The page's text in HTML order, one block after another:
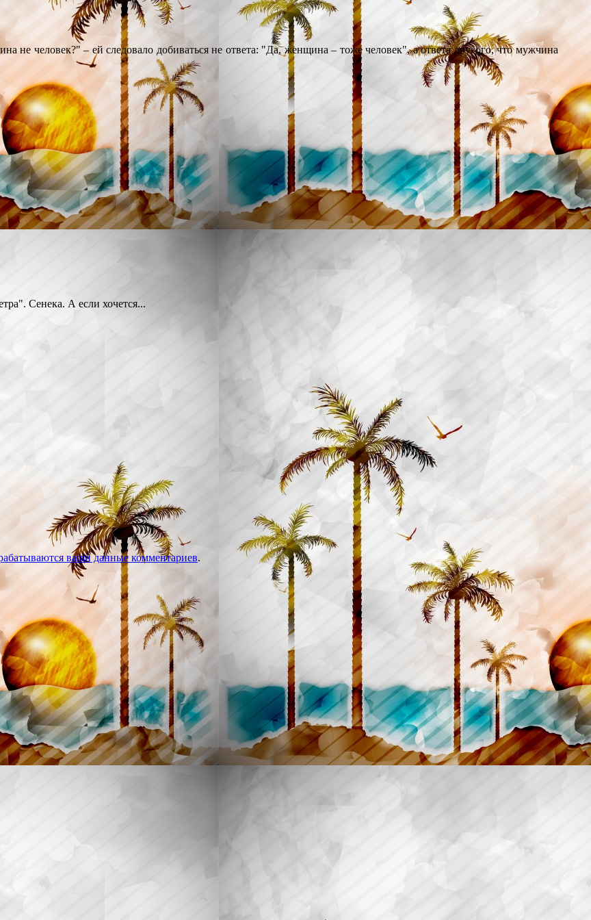
не человек?" – ей следовало добиваться не ответа: "Да, женщина – тоже человек", а ответа другого, что мужчина
Сенека. А если хочется...
ваши данные комментариев.